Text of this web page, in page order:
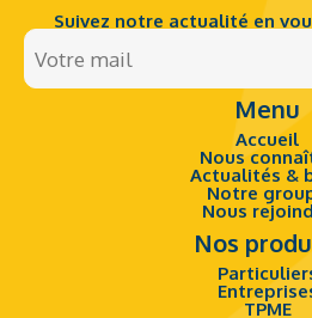
Suivez notre actualité en
Menu
Accueil
Nous
Actualités &
Notre
Nous
Nos
TPME